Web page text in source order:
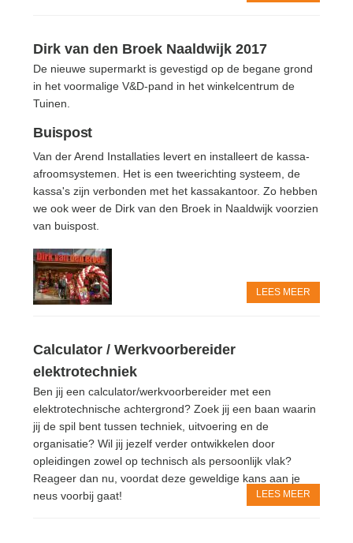
Dirk van den Broek Naaldwijk 2017
De nieuwe supermarkt is gevestigd op de begane grond
in het voormalige V&D-pand in het winkelcentrum de
Tuinen.
Buispost
Van der Arend Installaties levert en installeert de kassa-
afroomsystemen. Het is een tweerichting systeem, de
kassa's zijn verbonden met het kassakantoor. Zo hebben
we ook weer de Dirk van den Broek in Naaldwijk voorzien
van buispost.
LEES MEER
Calculator / Werkvoorbereider
elektrotechniek
Ben jij een calculator/werkvoorbereider met een
elektrotechnische achtergrond? Zoek jij een baan waarin
jij de spil bent tussen techniek, uitvoering en de
organisatie? Wil jij jezelf verder ontwikkelen door
opleidingen zowel op technisch als persoonlijk vlak?
Reageer dan nu, voordat deze geweldige kans aan je
neus voorbij gaat!
LEES MEER